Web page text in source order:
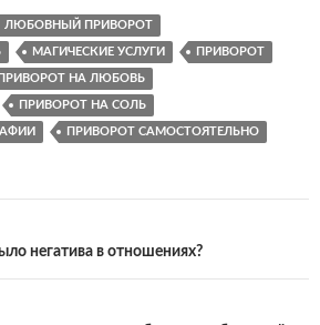
ЛЮБОВНЫЙ ПРИВОРОТ
МАГИЧЕСКИЕ УСЛУГИ ПРИВОРОТ
ПРИВОРОТ НА ЛЮБОВЬ
ПРИВОРОТ НА СОЛЬ
ПРИВОРОТ САМОСТОЯТЕЛЬНО
негатива в отношениях?